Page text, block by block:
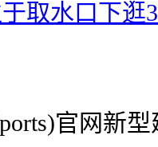
取水口下逛
官网新